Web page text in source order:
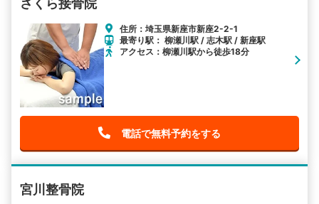
さくら接骨院
住所：埼玉県新座市新座2-2-1
最寄り駅： 柳瀬川駅 / 志木駅 / 新座駅
アクセス：柳瀬川駅から徒歩18分
電話で無料予約をする
宮川整骨院